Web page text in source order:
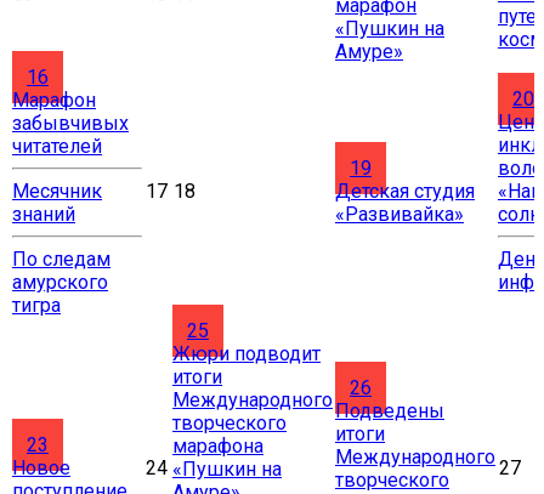
марафон
«Пушкин на
Амуре»
16
Марафон
забывчивых
читателей
Месячник
знаний
По следам
амурского
тигра
17 18
19
Детская студия
«Развивайка»
20
23
Новое
24
25
Жюри подводит
итоги
Международного
творческого
марафона
«Пушкин на
26
Подведены
итоги
Международного
творческого
27